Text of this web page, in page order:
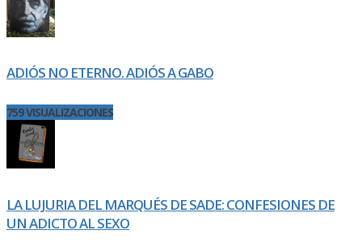
ADIÓS NO ETERNO. ADIÓS A GABO
759 VISUALIZACIONES
LA LUJURIA DEL MARQUÉS DE SADE: CONFESIONES DE
UN ADICTO AL SEXO